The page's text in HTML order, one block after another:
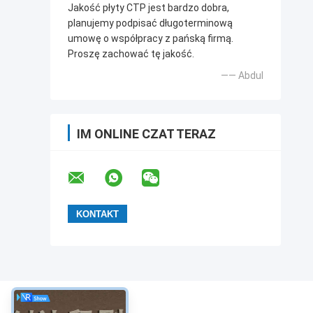
Jakość płyty CTP jest bardzo dobra,
planujemy podpisać długoterminową
umowę o współpracy z pańską firmą.
Proszę zachować tę jakość.
—— Abdul
IM ONLINE CZAT TERAZ